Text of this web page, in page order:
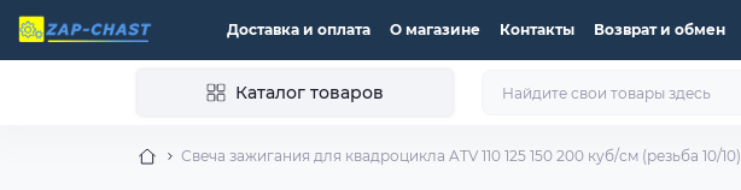
Доставка и оплата О магазине Контакты Возврат и обмен
Каталог товаров
Свеча зажигания для квадроцикла ATV 110 125 150 200 куб/см (резьба 10/